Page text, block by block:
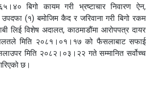
बिगो कायम गरी भ्रष्टाचार निवारण ऐन,
(१) बमोजिम कैद र जरिवाना गरी बिगो रकम
लिई विशेष अदालत, काठमाडौंमा आरोपपत्र दायर
मिति २०८१।०१।१७ को फैसलाबाट सफाई
मिति २०८२।०३।२२ गते सम्मानित सर्वोच्च
छ।